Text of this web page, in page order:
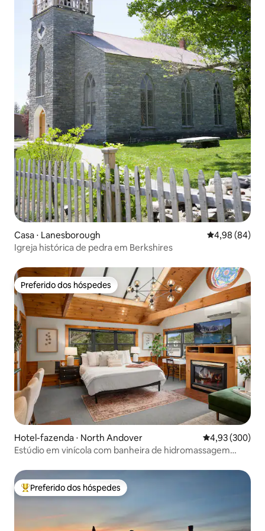
Casa ⋅ Lanesborough 4,98 de uma
4,98 (84)
Igreja histórica de pedra em Berkshires
Preferido dos hóspedes
Preferido dos hóspedes
Hotel-fazenda ⋅ North Andover 4,93 de uma
4,93 (300)
Estúdio em vinícola com banheira de hidromassagem
Entre os melhores preferidos dos hóspedes
Preferido dos hóspedes